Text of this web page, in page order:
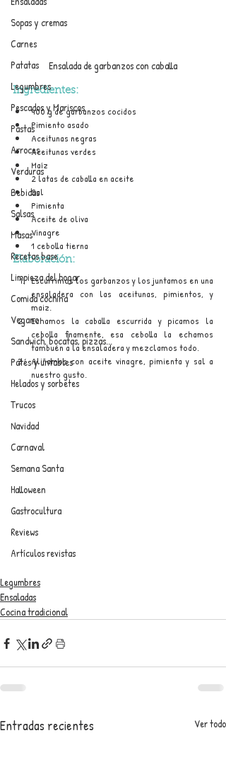
Sopas y cremas
Carnes
Patatas
Legumbres
Pescados y Mariscos
Pastas
Arroces
Verduras
Bebidas
Salsas
Masas
Recetas base
Limpieza del hogar
Comida cochina
Vegano
Sandwich, bocatas, pizzas...
Patés y untables
Helados y sorbetes
Trucos
Navidad
Carnaval
Semana Santa
Halloween
Gastrocultura
Reviews
Artículos revistas
Ensalada de garbanzos con caballa
Ingredientes:
400 g de garbanzos cocidos
Pimiento asado
Aceitunas negras
Aceitunas verdes
Maíz
2 latas de caballa en aceite
Sal
Pimienta
Aceite de oliva
Vinagre
1 cebolla tierna
Elaboración:
Escurrimos los garbanzos y los juntamos en una
ensaladera con las aceitunas, pimientos, y
maiz.
Echamos la caballa escurrida y picamos la
cebolla finamente, esa cebolla la echamos
tambuén a la ensaladera y mezclamos todo.
Aliñamos con aceite vinagre, pimienta y sal a
nuestro gusto.
Legumbres
Ensaladas
Cocina tradicional
Entradas recientes Ver todo